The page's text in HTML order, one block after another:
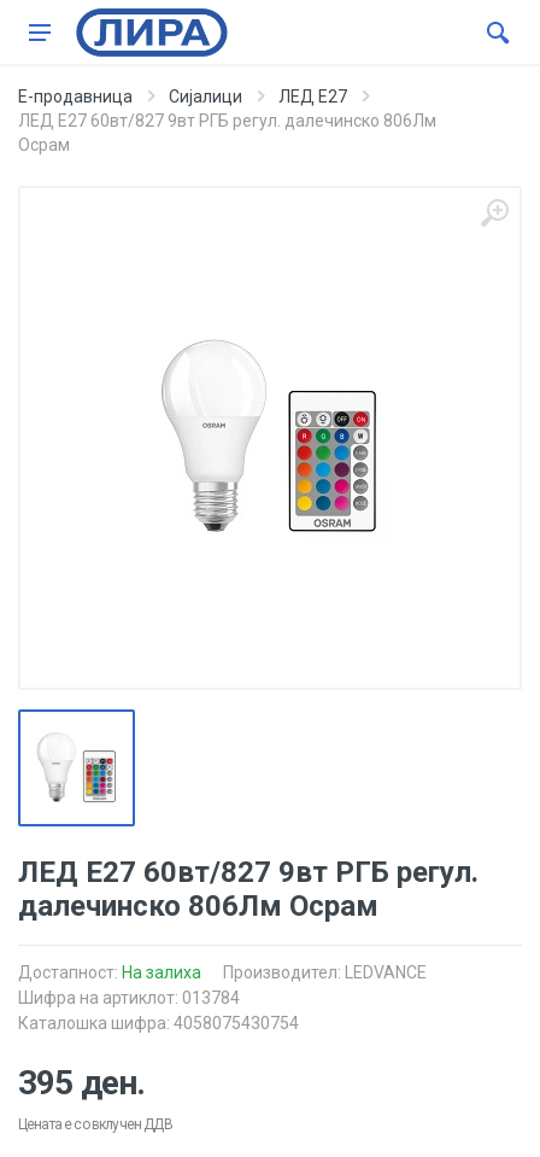
Е-продавница Сијалици
ЛЕД Е27
ЛЕД Е27 60вт/827 9вт РГБ регул. далечинско 806Лм
Осрам
ЛЕД Е27 60вт/827 9вт РГБ регул.
далечинско 806Лм Осрам
Достапност: На залиха Производител:
LEDVANCE
Шифра на артиклот: 013784
Каталошка шифра: 4058075430754
395 ден.
Цената е со вклучен ДДВ